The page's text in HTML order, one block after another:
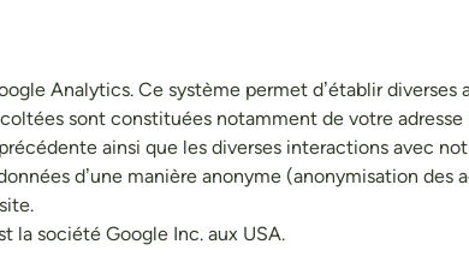
Analytics. Ce système permet d’établir
sont constituées notamment de votre
ainsi que les diverses interactions avec
d’une manière anonyme (anonymisation
la société Google Inc. aux USA.